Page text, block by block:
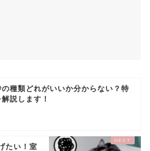
の種類どれがいいか分からない？特
説します！
たい！室